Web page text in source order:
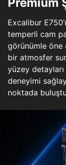
Excalibur
temperli cam
görünümle öne
bir atmosfer
yüzey
deneyimi
noktada